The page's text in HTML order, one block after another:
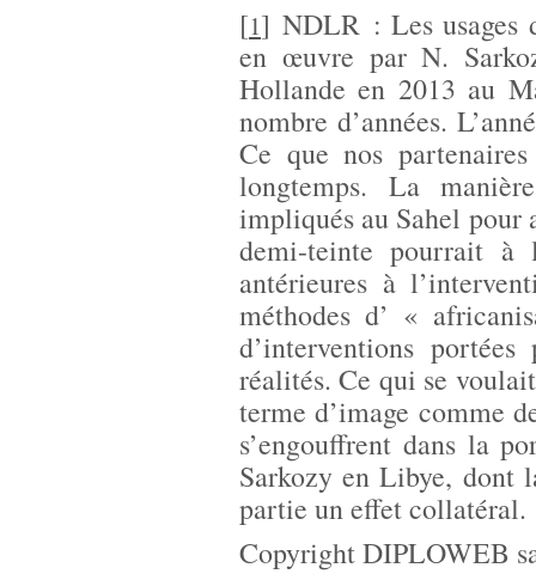
[1]NDLR : Les
en œuvre par N.
Hollande en 2013 au
nombre d’années.
Ce que nos
longtemps. La
impliqués au Sahel
demi-teinte pourrait à
antérieures à
méthodes d’ «
d’interventions
réalités. Ce qui se
terme d’image comme
s’engouffrent dans la
Sarkozy en Libye, dont
partie un effet collatéral.
Copyright DIPLOWEB